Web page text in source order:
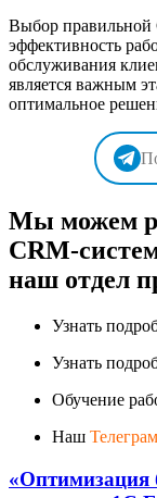
Выбор правильной
эффективность
обслуживания
является важным
оптимальное
Мы можем
CRM-
наш отдел
Узнать
Узнать
Обучение
Наш
«Оптимизация